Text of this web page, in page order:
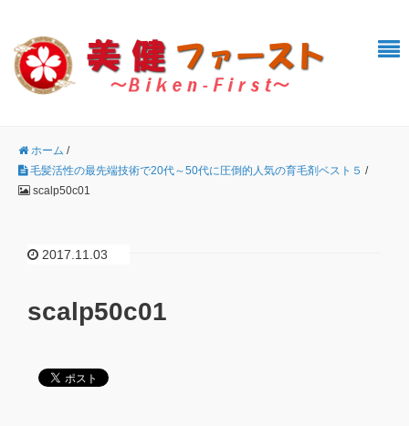
ホーム /
毛髪活性の最先端技術で20代～50代に圧倒的人気の育毛剤ベスト５ /
scalp50c01
2017.11.03
scalp50c01